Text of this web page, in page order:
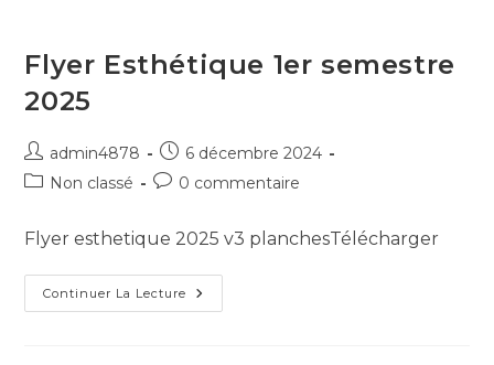
Flyer Esthétique 1er semestre
2025
admin4878
6 décembre 2024
Non classé
0 commentaire
Flyer esthetique 2025 v3 planchesTélécharger
Continuer La Lecture